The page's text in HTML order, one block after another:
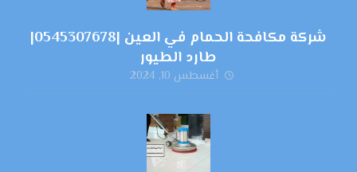
شركة مكافحة الحمام في العين |0545307678|
طارد الطيور
أغسطس 10, 2024